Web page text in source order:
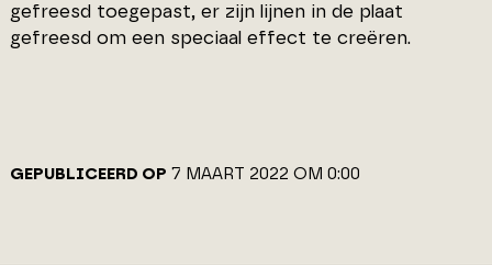
gefreesd toegepast, er zijn lijnen in de plaat
gefreesd om een speciaal effect te creëren.
GEPUBLICEERD OP 7 MAART 2022 OM 0:00